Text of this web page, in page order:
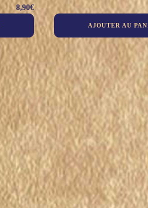
8,90€
AJOUTER AU